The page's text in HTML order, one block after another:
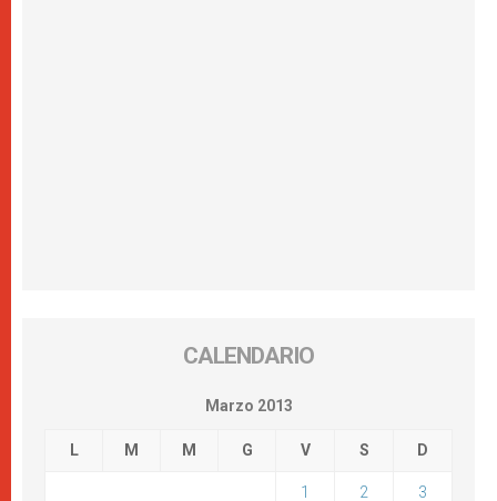
CALENDARIO
Marzo 2013
L M M G V S D
1 2 3